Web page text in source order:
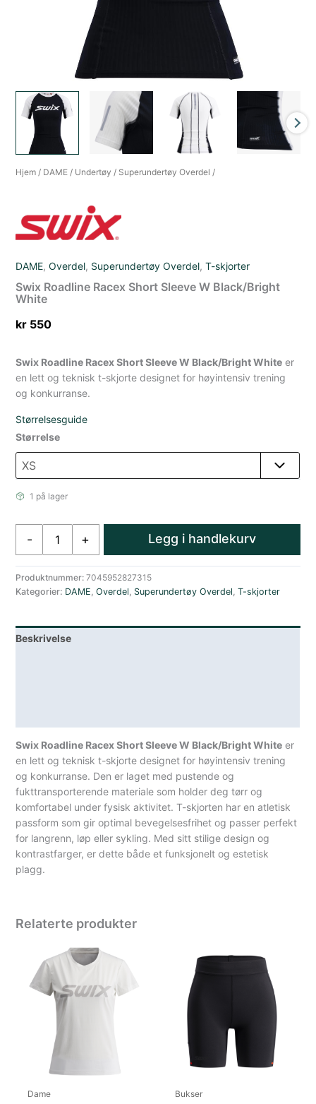
Hjem / DAME / Undertøy / Superundertøy Overdel /
DAME,Overdel, Superundertøy Overdel,T-skjorter
Swix Roadline Racex Short Sleeve W Black/Bright
White
kr 550
Swix Roadline Racex Short Sleeve W Black/Bright White er
en lett og teknisk t-skjorte designet for høyintensiv trening
og konkurranse.
Størrelsesguide
Størrelse
1 på lager
-
Short
Sleeve
Black/Bright
White
+ Legg i handlekurv
Produktnummer:7045952827315
Kategorier: DAME,Overdel, Superundertøy Overdel,T-skjorter
Beskrivelse
Swix Roadline Racex Short Sleeve W Black/Bright White er
en lett og teknisk t-skjorte designet for høyintensiv trening
og konkurranse. Den er laget med pustende og
fukttransporterende materiale som holder deg tørr og
komfortabel under fysisk aktivitet. T-skjorten har en atletisk
passform som gir optimal bevegelsesfrihet og passer perfekt
for langrenn, løp eller sykling. Med sitt stilige design og
kontrastfarger, er dette både et funksjonelt og estetisk
plagg.
Relaterte produkter
Dame Bukser